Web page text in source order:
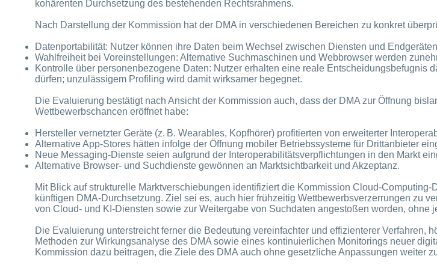
kohärenten Durchsetzung des bestehenden Rechtsrahmens.
Nach Darstellung der Kommission hat der DMA in verschiedenen Bereichen zu konkret
Datenportabilität: Nutzer können ihre Daten beim Wechsel zwischen Diensten und
Wahlfreiheit bei Voreinstellungen: Alternative Suchmaschinen und Webbrowser werden
Kontrolle über personenbezogene Daten: Nutzer erhalten eine reale Entscheidungsbefugnis
dürfen; unzulässigem Profiling wird damit wirksamer begegnet.
Die Evaluierung bestätigt nach Ansicht der Kommission auch, dass der DMA zur Öffnung
Wettbewerbschancen eröffnet habe:
Hersteller vernetzter Geräte (z. B. Wearables, Kopfhörer) profitierten von erweiterter
Alternative App‑Stores hätten infolge der Öffnung mobiler Betriebssysteme für Drittanbieter
Neue Messaging‑Dienste seien aufgrund der Interoperabilitätsverpflichtungen in den Markt
Alternative Browser‑ und Suchdienste gewönnen an Marktsichtbarkeit und Akzeptanz.
Mit Blick auf strukturelle Marktverschiebungen identifiziert die Kommission
künftigen DMA‑Durchsetzung. Ziel sei es, auch hier frühzeitig Wettbewerbsverzerrungen zu
von Cloud‑ und KI‑Diensten sowie zur Weitergabe von Suchdaten angestoßen worden,
Die Evaluierung unterstreicht ferner die Bedeutung vereinfachter und effizienterer Verfahren,
Methoden zur Wirkungsanalyse des DMA sowie eines kontinuierlichen Monitorings neuer
Kommission dazu beitragen, die Ziele des DMA auch ohne gesetzliche Anpassungen weiter